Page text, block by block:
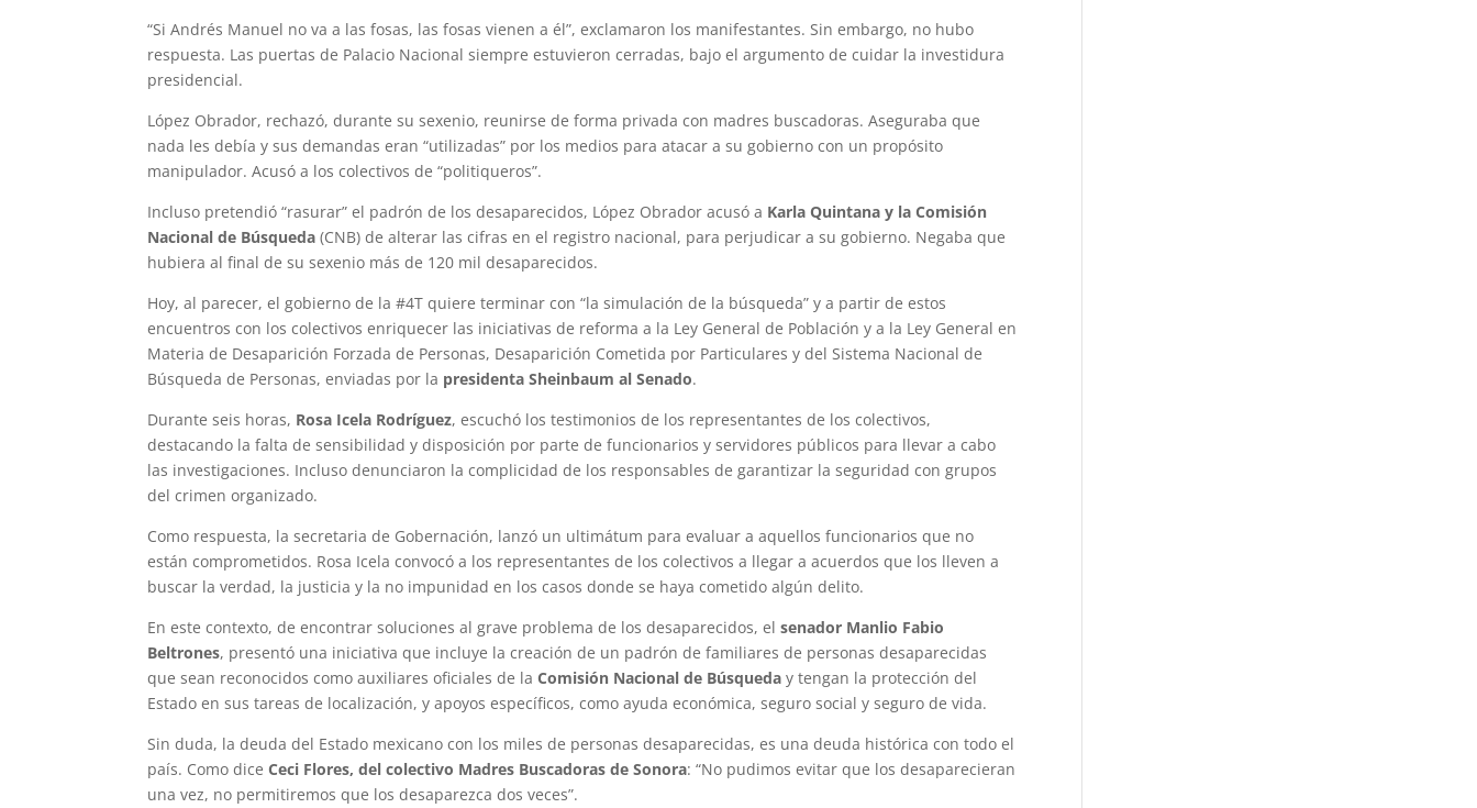
“Si Andrés Manuel no va a las fosas, las fosas vienen a él”, exclamaron los manifestantes. Sin embargo, no hubo
respuesta. Las puertas de Palacio Nacional siempre estuvieron cerradas, bajo el argumento de cuidar la investidura
presidencial.
López Obrador, rechazó, durante su sexenio, reunirse de forma privada con madres buscadoras. Aseguraba que
nada les debía y sus demandas eran “utilizadas” por los medios para atacar a su gobierno con un propósito
manipulador. Acusó a los colectivos de “politiqueros”.
Incluso pretendió “rasurar” el padrón de los desaparecidos, López Obrador acusó a Karla Quintana y la Comisión
Nacional de Búsqueda(CNB) de alterar las cifras en el registro nacional, para perjudicar a su gobierno. Negaba que
hubiera al final de su sexenio más de 120 mil desaparecidos.
Hoy, al parecer, el gobierno de la #4T quiere terminar con “la simulación de la búsqueda” y a partir de estos
encuentros con los colectivos enriquecer las iniciativas de reforma a la Ley General de Población y a la Ley General en
Materia de Desaparición Forzada de Personas, Desaparición Cometida por Particulares y del Sistema Nacional de
Búsqueda de Personas, enviadas por la presidenta Sheinbaum al Senado.
Durante seis horas, Rosa Icela Rodríguez, escuchó los testimonios de los representantes de los colectivos,
destacando la falta de sensibilidad y disposición por parte de funcionarios y servidores públicos para llevar a cabo
las investigaciones. Incluso denunciaron la complicidad de los responsables de garantizar la seguridad con grupos
del crimen organizado.
Como respuesta, la secretaria de Gobernación, lanzó un ultimátum para evaluar a aquellos funcionarios que no
están comprometidos. Rosa Icela convocó a los representantes de los colectivos a llegar a acuerdos que los lleven a
buscar la verdad, la justicia y la no impunidad en los casos donde se haya cometido algún delito.
En este contexto, de encontrar soluciones al grave problema de los desaparecidos, elsenador Manlio Fabio
Beltrones, presentó una iniciativa que incluye la creación de un padrón de familiares de personas desaparecidas
que sean reconocidos como auxiliares oficiales de laComisión Nacional de Búsqueda y tengan la protección del
Estado en sus tareas de localización, y apoyos específicos, como ayuda económica, seguro social y seguro de vida.
Sin duda, la deuda del Estado mexicano con los miles de personas desaparecidas, es una deuda histórica con todo el
país. Como diceCeci Flores, del colectivo Madres Buscadoras de Sonora: “No pudimos evitar que los desaparecieran
una vez, no permitiremos que los desaparezca dos veces”.